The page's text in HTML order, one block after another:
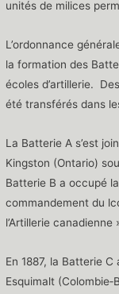
unités de milices
L’ordonnance
la formation des
écoles d’artillerie.
été transférés dans
La Batterie A s’est
Kingston (Ontario)
Batterie B a occupé
commandement du
l’Artillerie canadienne
En 1887, la Batterie
Esquimalt